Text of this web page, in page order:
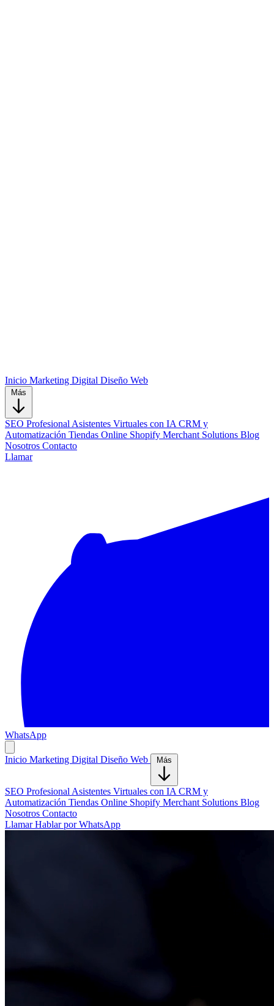
Inicio Marketing Digital Diseño Web
SEO Profesional Asistentes Virtuales con IA CRM y
Automatización Tiendas Online Shopify Merchant Solutions Blog
Nosotros Contacto
Llamar
WhatsApp
Inicio Marketing Digital Diseño Web
SEO Profesional Asistentes Virtuales con IA CRM y
Automatización Tiendas Online Shopify Merchant Solutions Blog
Nosotros Contacto
LlamarHablar por WhatsApp